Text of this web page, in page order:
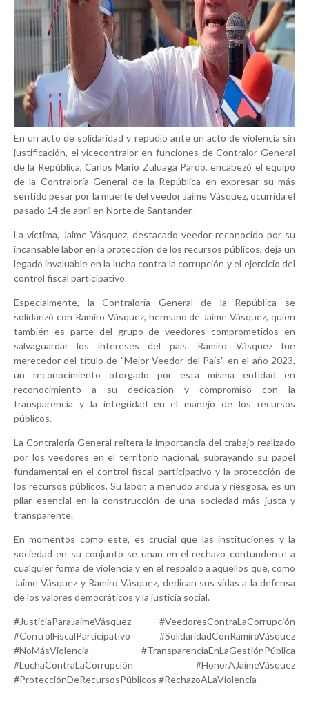
En un acto de solidaridad y repudio ante un acto de violencia sin
justificación, el vicecontralor en funciones de Contralor General
de la República, Carlos Mario Zuluaga Pardo, encabezó el equipo
de la Contraloría General de la República en expresar su más
sentido pesar por la muerte del veedor Jaime Vásquez, ocurrida el
pasado 14 de abril en Norte de Santander.
La víctima, Jaime Vásquez, destacado veedor reconocido por su
incansable labor en la protección de los recursos públicos, deja un
legado invaluable en la lucha contra la corrupción y el ejercicio del
control fiscal participativo.
Especialmente, la Contraloría General de la República se
solidarizó con Ramiro Vásquez, hermano de Jaime Vásquez, quien
también es parte del grupo de veedores comprometidos en
salvaguardar los intereses del país. Ramiro Vásquez fue
merecedor del título de "Mejor Veedor del País" en el año 2023,
un reconocimiento otorgado por esta misma entidad en
reconocimiento a su dedicación y compromiso con la
transparencia y la integridad en el manejo de los recursos
públicos.
La Contraloría General reitera la importancia del trabajo realizado
por los veedores en el territorio nacional, subrayando su papel
fundamental en el control fiscal participativo y la protección de
los recursos públicos. Su labor, a menudo ardua y riesgosa, es un
pilar esencial en la construcción de una sociedad más justa y
transparente.
En momentos como este, es crucial que las instituciones y la
sociedad en su conjunto se unan en el rechazo contundente a
cualquier forma de violencia y en el respaldo a aquellos que, como
Jaime Vásquez y Ramiro Vásquez, dedican sus vidas a la defensa
de los valores democráticos y la justicia social.
#JusticiaParaJaimeVásquez #VeedoresContraLaCorrupción
#ControlFiscalParticipativo #SolidaridadConRamiroVásquez
#NoMásViolencia #TransparenciaEnLaGestiónPública
#LuchaContraLaCorrupción #HonorAJaimeVásquez
#ProtecciónDeRecursosPúblicos #RechazoALaViolencia